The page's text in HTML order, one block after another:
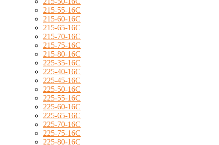
215-55-16C
215-60-16C
215-65-16C
215-70-16C
215-75-16C
215-80-16C
225-35-16C
225-40-16C
225-45-16C
225-50-16C
225-55-16C
225-60-16C
225-65-16C
225-70-16C
225-75-16C
225-80-16C